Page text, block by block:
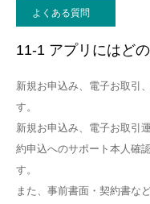
よくある質問
11-1 アプリにはど
新規お申込み、電子お取引
す。
新規お申込み、電子お取引
約申込へのサポート本人確
す。
また、事前書面・契約書な
会社概要